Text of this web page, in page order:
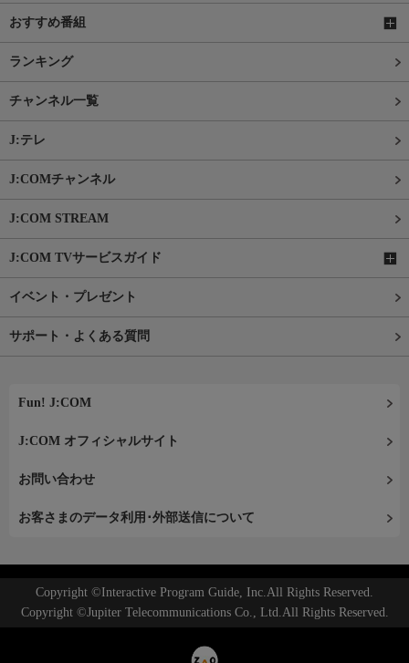
おすすめ番組
ランキング
チャンネル一覧
J:テレ
J:COMチャンネル
J:COM STREAM
J:COM TVサービスガイド
イベント・プレゼント
サポート・よくある質問
Fun! J:COM
J:COM オフィシャルサイト
お問い合わせ
お客さまのデータ利用･外部送信について
Copyright ©Interactive Program Guide, Inc.All Rights Reserved.
Copyright ©Jupiter Telecommunications Co., Ltd.All Rights Reserved.